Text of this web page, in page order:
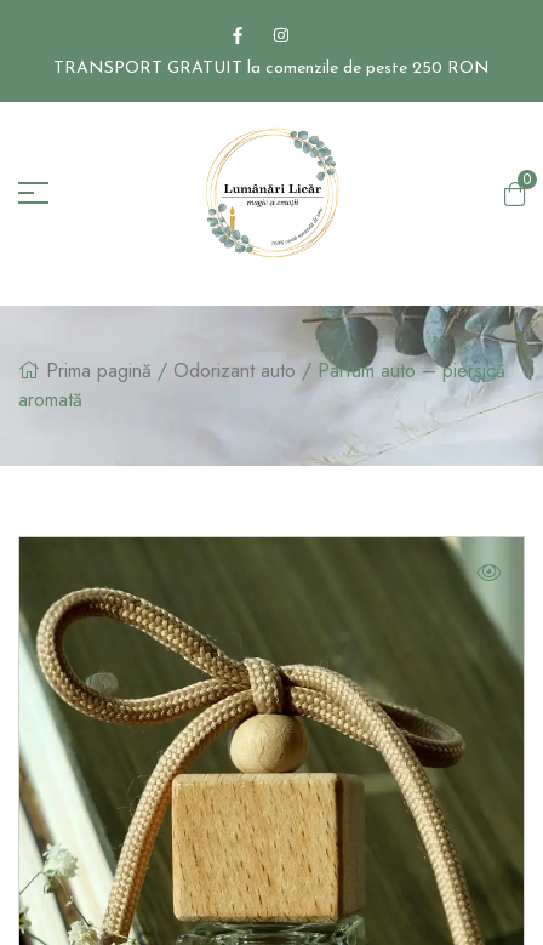
TRANSPORT GRATUIT la comenzile de peste 250 RON
0
Prima pagină / Odorizant auto / Parfum auto – piersică
aromată